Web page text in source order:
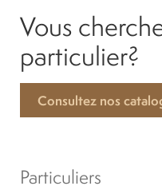
Vous
particulier?
Consultez nos
Particuliers